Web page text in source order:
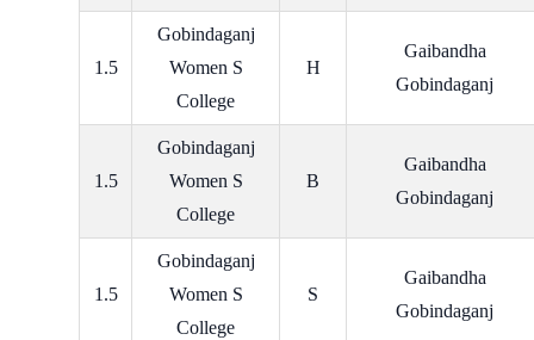
1.5
Gobindaganj
Women S
College
H
Gaibandha
Gobindaganj
1.5
Gobindaganj
Women S
College
B
Gaibandha
Gobindaganj
1.5
Gobindaganj
Women S
College
S
Gaibandha
Gobindaganj